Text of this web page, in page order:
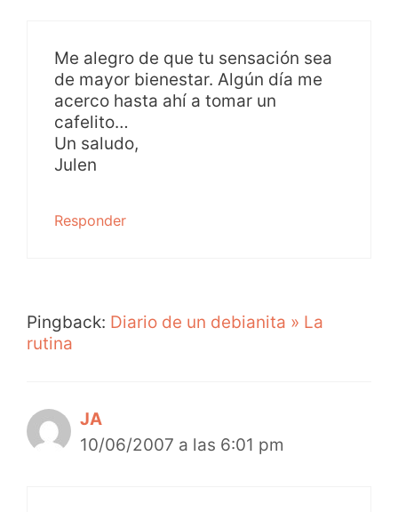
Me alegro de que tu sensación sea
de mayor bienestar. Algún día me
acerco hasta ahí a tomar un
cafelito…
Un saludo,
Julen
Responder
Pingback: Diario de un debianita » La
rutina
JA
10/06/2007 a las 6:01 pm